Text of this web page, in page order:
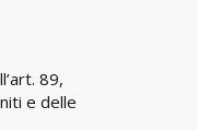
89,
e delle